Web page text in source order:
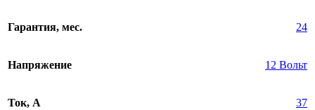
Гарантия, мес. 24
Напряжение 12 Вольт
Ток, А 37